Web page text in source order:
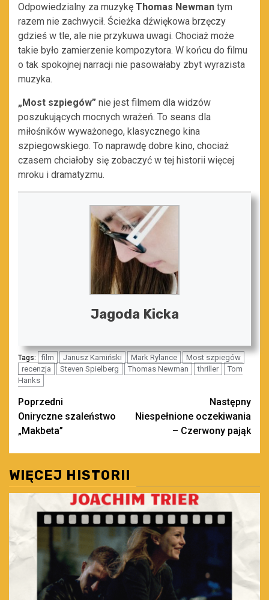
Odpowiedzialny za muzykę Thomas Newman tym
razem nie zachwycił. Ścieżka dźwiękowa brzęczy
gdzieś w tle, ale nie przykuwa uwagi. Chociaż może
takie było zamierzenie kompozytora. W końcu do filmu
o tak spokojnej narracji nie pasowałaby zbyt wyrazista
muzyka.
„Most szpiegów” nie jest filmem dla widzów
poszukujących mocnych wrażeń. To seans dla
miłośników wyważonego, klasycznego kina
szpiegowskiego. To naprawdę dobre kino, chociaż
czasem chciałoby się zobaczyć w tej historii więcej
mroku i dramatyzmu.
Jagoda Kicka
Tags: film Janusz Kamiński Mark Rylance
Most szpiegów
recenzja
Steven Spielberg Thomas Newman thriller
Tom
Hanks
Zobacz
wpisy
Poprzedni
Oniryczne szaleństwo
„Makbeta”
Następny
Niespełnione oczekiwania
– Czerwony pająk
WIĘCEJ HISTORII